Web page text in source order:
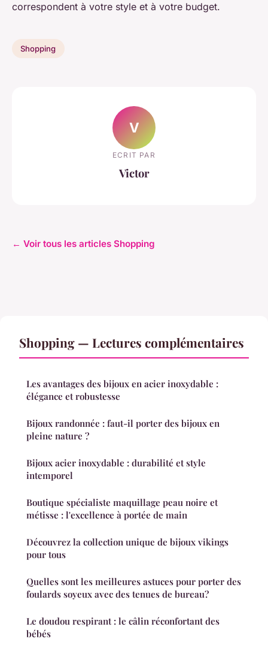
correspondent à votre style et à votre budget.
Shopping
V
ECRIT PAR
Victor
← Voir tous les articles Shopping
Shopping — Lectures complémentaires
Les avantages des bijoux en acier inoxydable :
élégance et robustesse
Bijoux randonnée : faut-il porter des bijoux en
pleine nature ?
Bijoux acier inoxydable : durabilité et style
intemporel
Boutique spécialiste maquillage peau noire et
métisse : l'excellence à portée de main
Découvrez la collection unique de bijoux vikings
pour tous
Quelles sont les meilleures astuces pour porter des
foulards soyeux avec des tenues de bureau?
Le doudou respirant : le câlin réconfortant des
bébés